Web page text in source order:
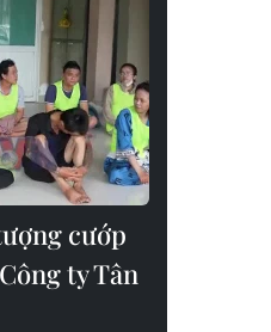
cướp
ty Tân